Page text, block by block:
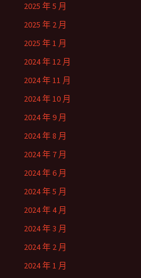
2025 年 5 月
2025 年 2 月
2025 年 1 月
2024 年 12 月
2024 年 11 月
2024 年 10 月
2024 年 9 月
2024 年 8 月
2024 年 7 月
2024 年 6 月
2024 年 5 月
2024 年 4 月
2024 年 3 月
2024 年 2 月
2024 年 1 月